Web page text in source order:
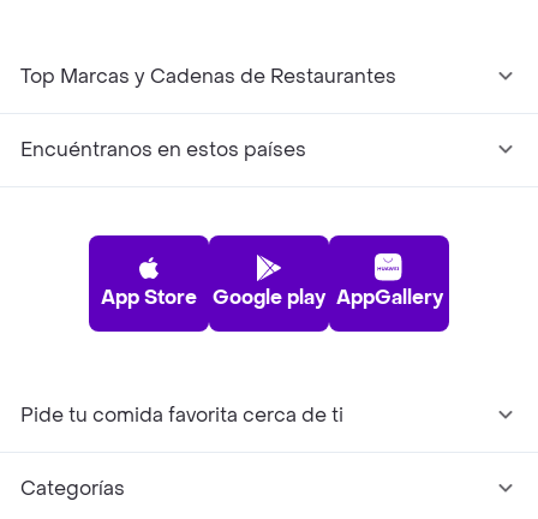
Top Marcas y Cadenas de Restaurantes
Encuéntranos en estos países
App Store Google play AppGallery
Pide tu comida favorita cerca de ti
Categorías